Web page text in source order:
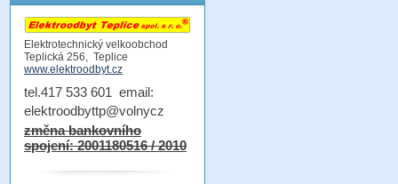
Elektrotechnický velkoobchod
Teplická 256, Teplice
www.elektroodbyt.cz
tel.417 533 601 email:
elektroodbyttp@volnycz
změna bankovního
spojení: 2001180516 / 2010